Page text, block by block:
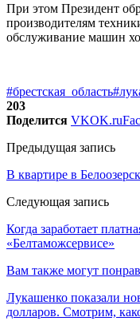
При этом Президент
производителям
обслуживание машин
#брестская_область
203
Поделится VKOK.ru
Предыдущая запись
В квартире в
Следующая запись
Когда заработает
«Белтаможсервисе»
Вам также могут
Лукашенко показали
долларов. Смотрим,